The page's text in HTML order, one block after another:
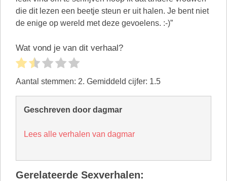
die dit lezen een beetje steun er uit halen. Je bent niet
de enige op wereld met deze gevoelens. :-)”
Wat vond je van dit verhaal?
Aantal stemmen: 2. Gemiddeld cijfer: 1.5
Geschreven door dagmar
Lees alle verhalen van dagmar
Gerelateerde Sexverhalen: